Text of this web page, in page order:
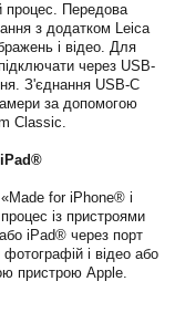
процес. Передова
з додатком Leica
і відео. Для
через USB-
З'єднання USB-C
за допомогою
Classic.
for iPhone® і
із пристроями
iPad® через порт
і відео або
пристрою Apple.